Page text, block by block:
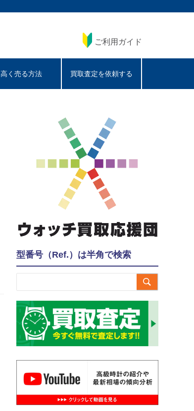
ご利用ガイド
高く売る方法 買取査定を依頼する
型番号（Ref.）は半角で検索
